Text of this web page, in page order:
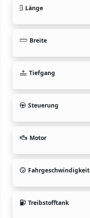
Länge
Breite
Tiefgang
Steuerung
Motor
Fahrgeschwindigkeit
Treibstofftank